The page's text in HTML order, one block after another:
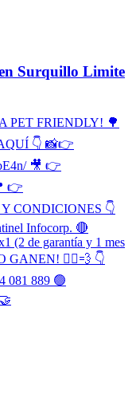
Surquillo Limite
PET FRIENDLY! 🌳
👇 📸👉
🎥 👉
👉
CONDICIONES 👇
Infocorp. 🔴
(2 de garantía y 1 mes
GANEN! 🏃‍♂️💨 👇
081 889 🟢